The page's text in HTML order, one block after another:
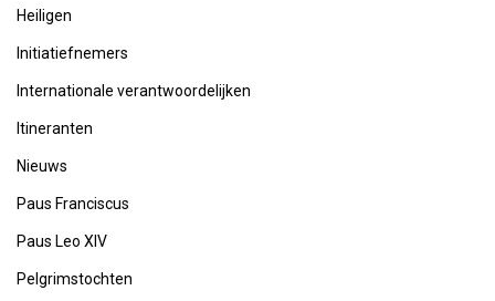
Heiligen
Initiatiefnemers
Internationale verantwoordelijken
Itineranten
Nieuws
Paus Franciscus
Paus Leo XIV
Pelgrimstochten